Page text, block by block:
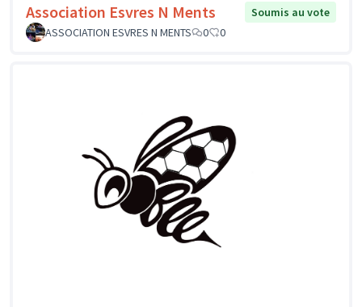
Association Esvres N Ments
Soumis au vote
ASSOCIATION ESVRES N MENTS
0 0